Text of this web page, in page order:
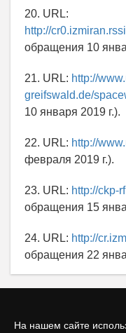
На нашем сайте
20. URL:
http://
обращения 10
21. URL: http://
greifswald.de/
10 января 2019 г.).
22. URL: http://
февраля 2019 г.).
23. URL: http://ckp-
обращения 15
24. URL: http://
обращения 22